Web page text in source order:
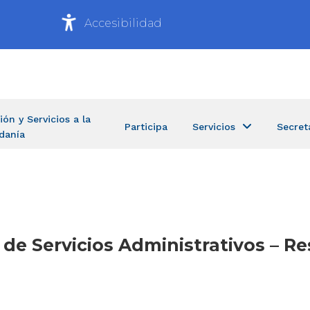
Accesibilidad
y Servicios a la
Participa Servicios
Servicios Administrativos –